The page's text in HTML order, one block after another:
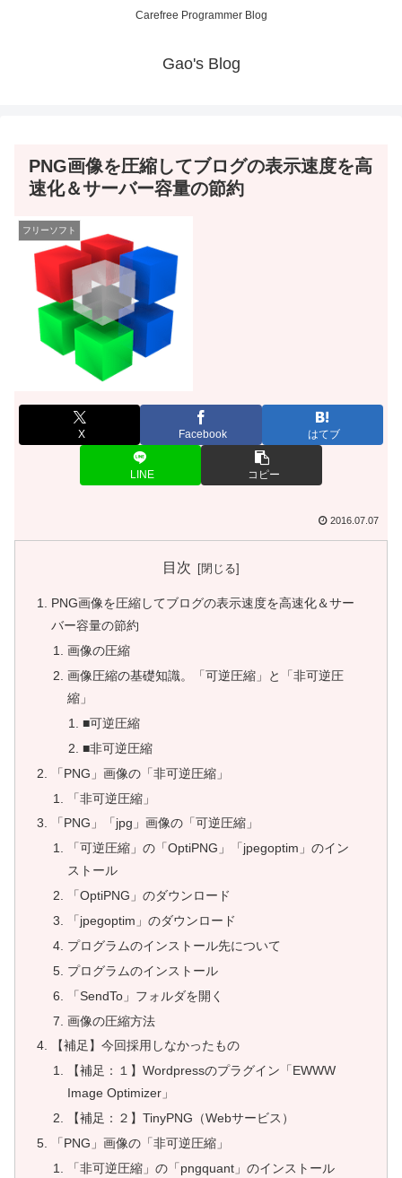
Carefree Programmer Blog
Gao's Blog
PNG画像を圧縮してブログの表示速度を高
速化＆サーバー容量の節約
フリーソフト
X Facebook はてブ
LINE コピー
2016.07.07
目次
PNG画像を圧縮してブログの表示速度を高速化＆サー
バー容量の節約
画像の圧縮
画像圧縮の基礎知識。「可逆圧縮」と「非可逆圧
縮」
■可逆圧縮
■非可逆圧縮
「PNG」画像の「非可逆圧縮」
「非可逆圧縮」
「PNG」「jpg」画像の「可逆圧縮」
「可逆圧縮」の「OptiPNG」「jpegoptim」のイン
ストール
「OptiPNG」のダウンロード
「jpegoptim」のダウンロード
プログラムのインストール先について
プログラムのインストール
「SendTo」フォルダを開く
画像の圧縮方法
【補足】今回採用しなかったもの
【補足：１】Wordpressのプラグイン「EWWW
Image Optimizer」
【補足：２】TinyPNG（Webサービス）
「PNG」画像の「非可逆圧縮」
「非可逆圧縮」の「pngquant」のインストール